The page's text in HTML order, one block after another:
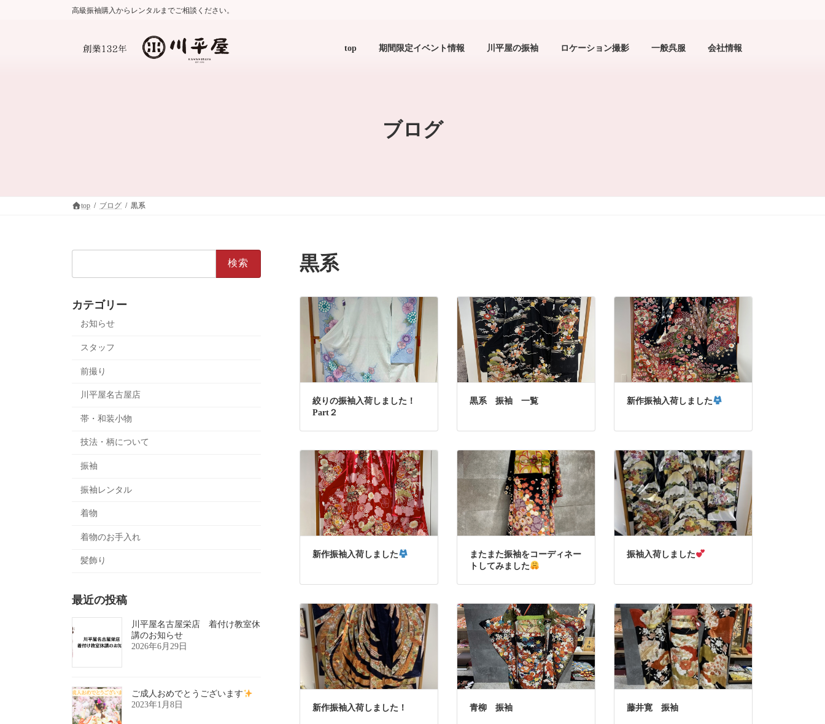
高級振袖購入からレンタルまでご相談ください。
top 期間限定イベント情報 川平屋の振袖 ロケーション撮影 一般呉服 会社情報
ブログ
top ブログ 黒系
黒系
絞りの振袖入荷しました！
Part２
黒系 振袖 一覧 新作振袖入荷しました
新作振袖入荷しました
またまた振袖をコーディネー
トしてみました
振袖入荷しました
新作振袖入荷しました！ 青柳 振袖 藤井寛 振袖
カテゴリー
お知らせ
スタッフ
前撮り
川平屋名古屋店
帯・和装小物
技法・柄について
振袖
振袖レンタル
着物
着物のお手入れ
髪飾り
最近の投稿
川平屋名古屋栄店 着付け教室休
講のお知らせ
2026年6月29日
ご成人おめでとうございます
2023年1月8日